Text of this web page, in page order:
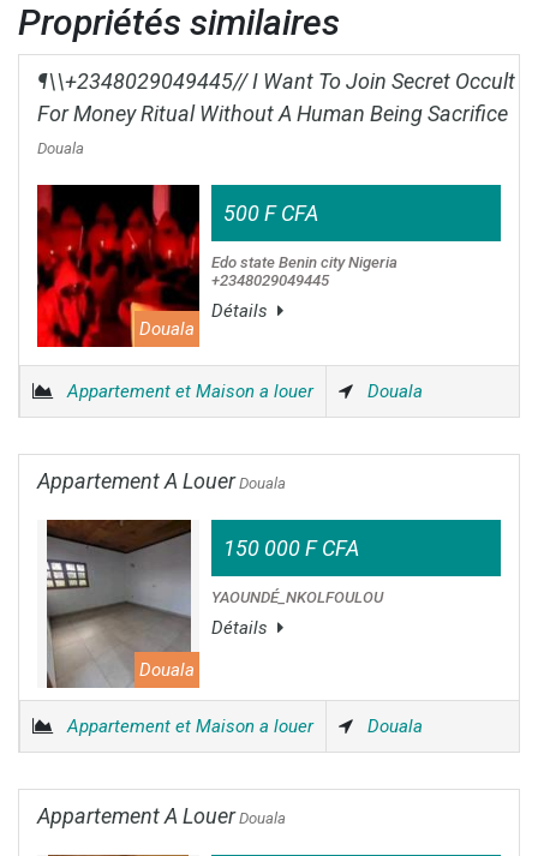
Propriétés similaires
¶\\+2348029049445// I Want To Join Secret Occult
For Money Ritual Without A Human Being Sacrifice
Douala
Douala
500 F CFA
Edo state Benin city Nigeria
+2348029049445
Détails
Appartement et Maison a louer Douala
Appartement A LouerDouala
Douala
150 000 F CFA
YAOUNDÉ_NKOLFOULOU
Détails
Appartement et Maison a louer Douala
Appartement A LouerDouala